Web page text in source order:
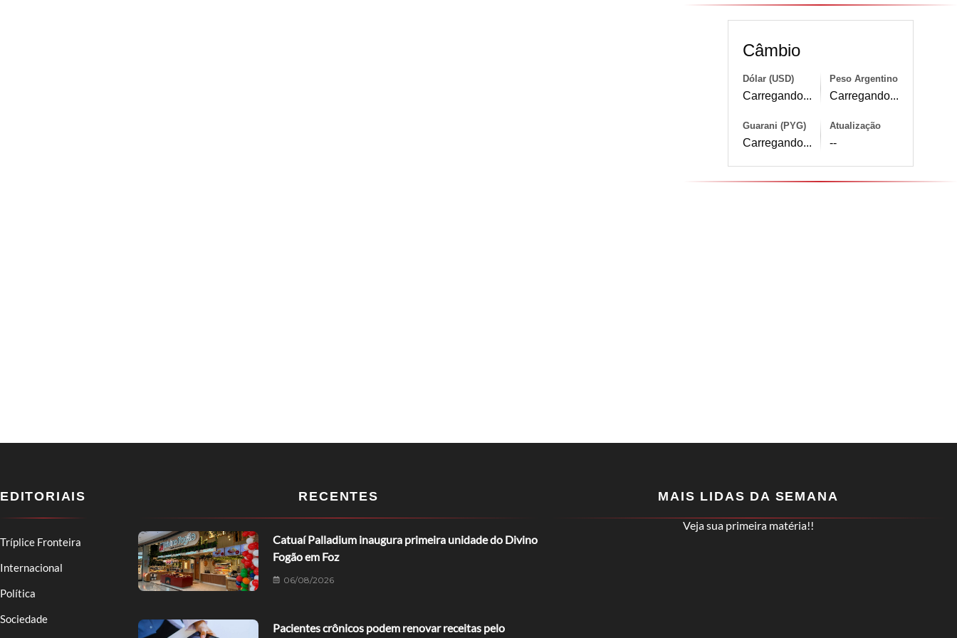
Câmbio
Dólar (USD)
Carregando...
Peso Argentino
Carregando...
Guarani (PYG)
Carregando...
Atualização
--
EDITORIAIS
Tríplice Fronteira
Internacional
Política
Sociedade
RECENTES
Catuaí Palladium inaugura primeira unidade do Divino
Fogão em Foz
06/08/2026
Pacientes crônicos podem renovar receitas pelo
MAIS LIDAS DA SEMANA
Veja sua primeira matéria!!